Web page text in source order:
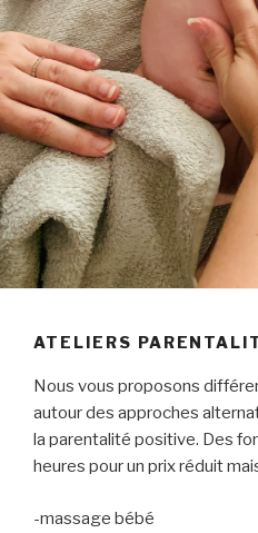
ATELIERS
Nous vous proposons
autour des approches
la parentalité positive. Des
heures pour un prix réduit
-massage bébé